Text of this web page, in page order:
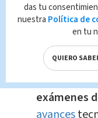
Mundial de
Automóvil
países a
exámenes
avances
das tu
nuestra Política de
en tu
QUIERO